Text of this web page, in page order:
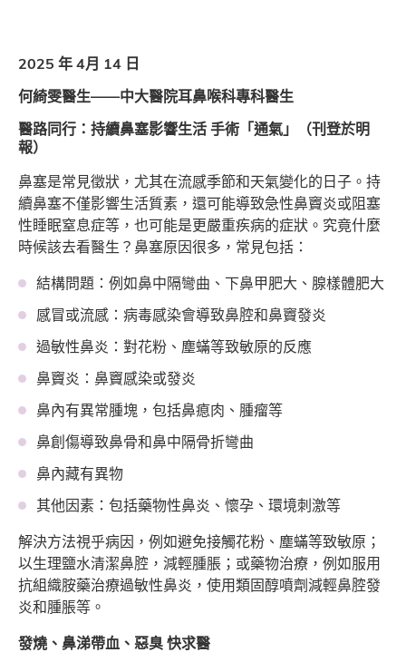
2025 年 4月 14 日
何綺雯醫生——中大醫院耳鼻喉科專科醫生
醫路同行：持續鼻塞影響生活 手術「通氣」（刊登於明
報）
鼻塞是常見徵狀，尤其在流感季節和天氣變化的日子。持
續鼻塞不僅影響生活質素，還可能導致急性鼻竇炎或阻塞
性睡眠窒息症等，也可能是更嚴重疾病的症狀。究竟什麼
時候該去看醫生？鼻塞原因很多，常見包括：
結構問題：例如鼻中隔彎曲、下鼻甲肥大、腺樣體肥大
感冒或流感：病毒感染會導致鼻腔和鼻竇發炎
過敏性鼻炎：對花粉、塵蟎等致敏原的反應
鼻竇炎：鼻竇感染或發炎
鼻內有異常腫塊，包括鼻瘜肉、腫瘤等
鼻創傷導致鼻骨和鼻中隔骨折彎曲
鼻內藏有異物
其他因素：包括藥物性鼻炎、懷孕、環境刺激等
解決方法視乎病因，例如避免接觸花粉、塵蟎等致敏原；
以生理鹽水清潔鼻腔，減輕腫脹；或藥物治療，例如服用
抗組織胺藥治療過敏性鼻炎，使用類固醇噴劑減輕鼻腔發
炎和腫脹等。
發燒、鼻涕帶血、惡臭 快求醫